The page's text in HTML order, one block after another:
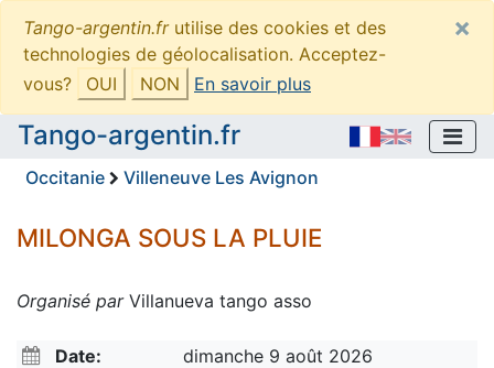
Tango-argentin.frutilise des cookies et des
technologies de géolocalisation. Acceptez-
vous?
OUI NON En savoir plus
×
Tango-argentin.fr
Occitanie Villeneuve Les Avignon
MILONGA SOUS LA PLUIE
Organisé parVillanueva tango asso
Date:
dimanche 9 août 2026